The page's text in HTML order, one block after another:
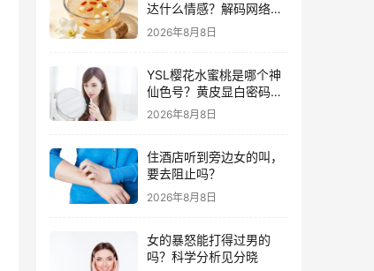
达什么情感？解码网络世
代独特的社交共鸣
2026年8月8日
YSL樱花水蜜桃是哪个神
仙色号？黄皮显白密码全
解析
2026年8月8日
住酒店听到旁边女的叫，
要去阻止吗？
2026年8月8日
女的暴怒能打得过男的
吗？科学分析见分晓